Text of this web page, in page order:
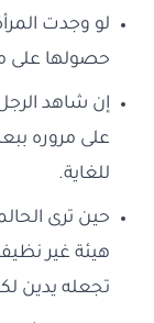
لو وجدت
حصولها على
إن شاهد
على مروره
للغاية.
حين ترى
هيئة غير
تجعله يدين